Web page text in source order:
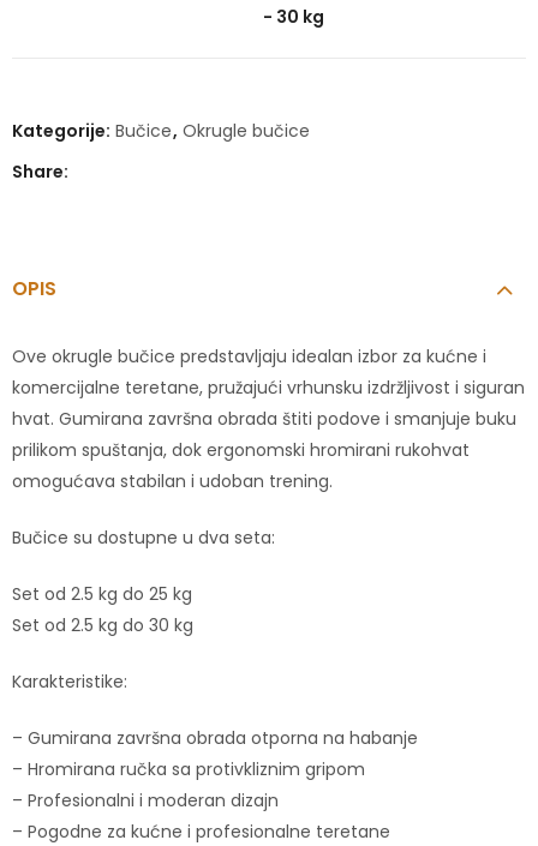
- 30 kg
Kategorije: Bučice, Okrugle bučice
Share:
OPIS
Ove okrugle bučice predstavljaju idealan izbor za kućne i
komercijalne teretane, pružajući vrhunsku izdržljivost i siguran
hvat. Gumirana završna obrada štiti podove i smanjuje buku
prilikom spuštanja, dok ergonomski hromirani rukohvat
omogućava stabilan i udoban trening.
Bučice su dostupne u dva seta:
Set od 2.5 kg do 25 kg
Set od 2.5 kg do 30 kg
Karakteristike:
– Gumirana završna obrada otporna na habanje
– Hromirana ručka sa protivkliznim gripom
– Profesionalni i moderan dizajn
– Pogodne za kućne i profesionalne teretane